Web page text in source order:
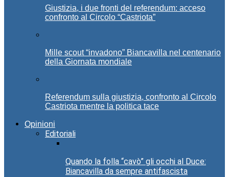
Giustizia, i due fronti del referendum: acceso
confronto al Circolo “Castriota”
Mille scout “invadono” Biancavilla nel centenario
della Giornata mondiale
Referendum sulla giustizia, confronto al Circolo
Castriota mentre la politica tace
Opinioni
Editoriali
Quando la folla “cavò” gli occhi al Duce:
Biancavilla da sempre antifascista